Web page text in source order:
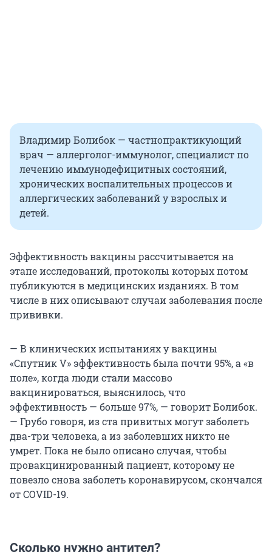
Владимир Болибок — частнопрактикующий
врач — аллерголог-иммунолог, специалист по
лечению иммунодефицитных состояний,
хронических воспалительных процессов и
аллергических заболеваний у взрослых и
детей.
Эффективность вакцины рассчитывается на
этапе исследований, протоколы которых потом
публикуются в медицинских изданиях. В том
числе в них описывают случаи заболевания после
прививки.
— В клинических испытаниях у вакцины
«Спутник V» эффективность была почти 95%, а «в
поле», когда люди стали массово
вакцинироваться, выяснилось, что
эффективность — больше 97%, — говорит Болибок.
— Грубо говоря, из ста привитых могут заболеть
два-три человека, а из заболевших никто не
умрет. Пока не было описано случая, чтобы
провакцинированный пациент, которому не
повезло снова заболеть коронавирусом, скончался
от COVID-19.
Сколько нужно антител?